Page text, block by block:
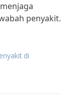
penyakit.
di